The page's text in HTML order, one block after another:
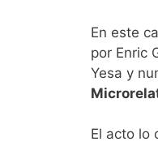
En este
por Enric
Yesa y
El acto lo